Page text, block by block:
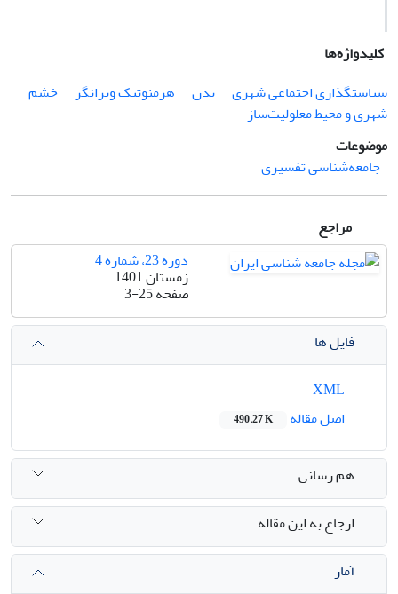
کلیدواژه‌ها
سیاستگذاری اجتماعی شهری
بدن هرمنوتیک ویرانگر
خشم
شهری و محیط معلولیت‌ساز
موضوعات
جامعه‌شناسی تفسیری
مراجع
دوره 23، شماره 4
زمستان 1401
صفحه3-25
فایل ها
اصل مقاله
490.27 K
هم رسانی
ارجاع به این مقاله
آمار